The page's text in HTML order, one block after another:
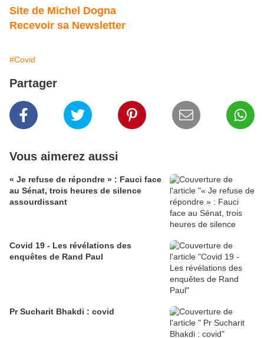
Site de Michel Dogna
Recevoir sa Newsletter
#Covid
Partager
Vous aimerez aussi
« Je refuse de répondre » : Fauci face
au Sénat, trois heures de silence
assourdissant
Covid 19 - Les révélations des
enquêtes de Rand Paul
Pr Sucharit Bhakdi : covid